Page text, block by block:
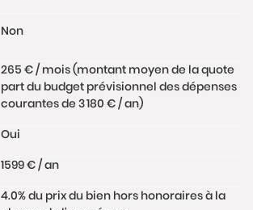
Non
265 € / mois (montant moyen de la quote
part du budget prévisionnel des dépenses
courantes de 3 180 € / an)
Oui
1599 € / an
4.0% du prix du bien hors honoraires à la